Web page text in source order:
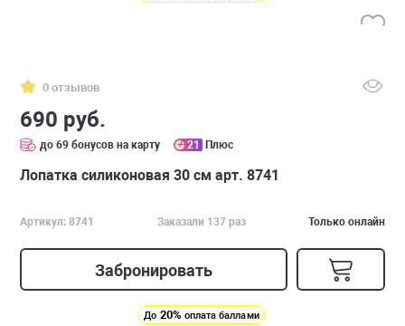
0 отзывов
690 руб.
до 69 бонусов на карту 21 Плюс
Лопатка силиконовая 30 см арт. 8741
Артикул: 8741 Заказали 137 раз Только онлайн
Забронировать
До 20% оплата баллами